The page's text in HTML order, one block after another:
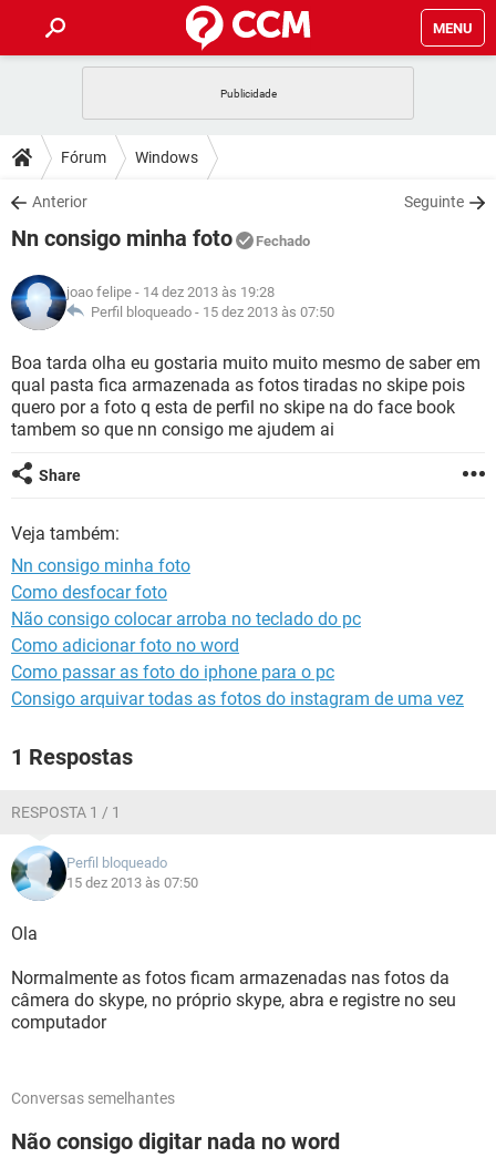
MENU
CELULAR
OUTLOOK
INSTAGRAM GMAIL
GUIA DE COMPRAS
DICAS
JOGOS
INSTAGRAM GMAIL
GUIA DE COMPRAS
DOWNLOADS
JOGOS WHATSAPP
CELULAR
OUTLOOK EXCEL
INSTAGRAM GMAIL
GUIA DE COMPRAS
JOGOS WHATSAPP
CELULAR
OUTLOOK EXCEL
INSTAGRAM GMAIL
GLOSSÁRIO
WHATSAPP
CELULAR FACEBOOK
OUTLOOK EXCEL
INSTAGRAM
Fórum Windows
Anterior Seguinte
Nn consigo minha foto Fechado
joao felipe - 14 dez 2013 às 19:28
Perfil bloqueado - 15 dez 2013 às 07:50
Boa tarda olha eu gostaria muito muito mesmo de saber em
qual pasta fica armazenada as fotos tiradas no skipe pois
quero por a foto q esta de perfil no skipe na do face book
tambem so que nn consigo me ajudem ai
Share
Veja também:
Nn consigo minha foto
Como desfocar foto
Não consigo colocar arroba no teclado do pc
Como adicionar foto no word
Como passar as foto do iphone para o pc
Consigo arquivar todas as fotos do instagram de uma vez
1 Respostas
RESPOSTA 1 / 1
Perfil bloqueado
15 dez 2013 às 07:50
Ola
Normalmente as fotos ficam armazenadas nas fotos da
câmera do skype, no próprio skype, abra e registre no seu
computador
Conversas semelhantes
Não consigo digitar nada no word